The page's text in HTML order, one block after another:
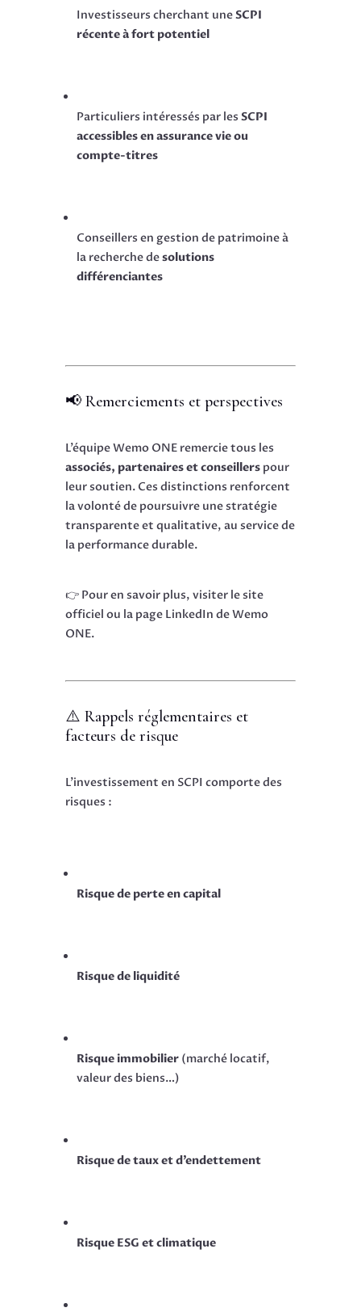
Investisseurs cherchant uneSCPI
récente à fort potentiel
Particuliers intéressés par les SCPI
accessibles en assurance vie ou
compte-titres
Conseillers en gestion de patrimoine à
la recherche desolutions
différenciantes
📢 Remerciements et perspectives
L’équipe Wemo ONE remercie tous les
associés, partenaires et conseillerspour
leur soutien. Ces distinctions renforcent
la volonté de poursuivre une stratégie
transparente et qualitative, au service de
la performance durable.
👉 Pour en savoir plus, visiter le site
officiel ou la page LinkedIn de Wemo
ONE.
⚠️ Rappels réglementaires et
facteurs de risque
L’investissement en SCPI comporte des
risques :
Risque de perte en capital
Risque de liquidité
Risque immobilier(marché locatif,
valeur des biens…)
Risque de taux et d’endettement
Risque ESG et climatique